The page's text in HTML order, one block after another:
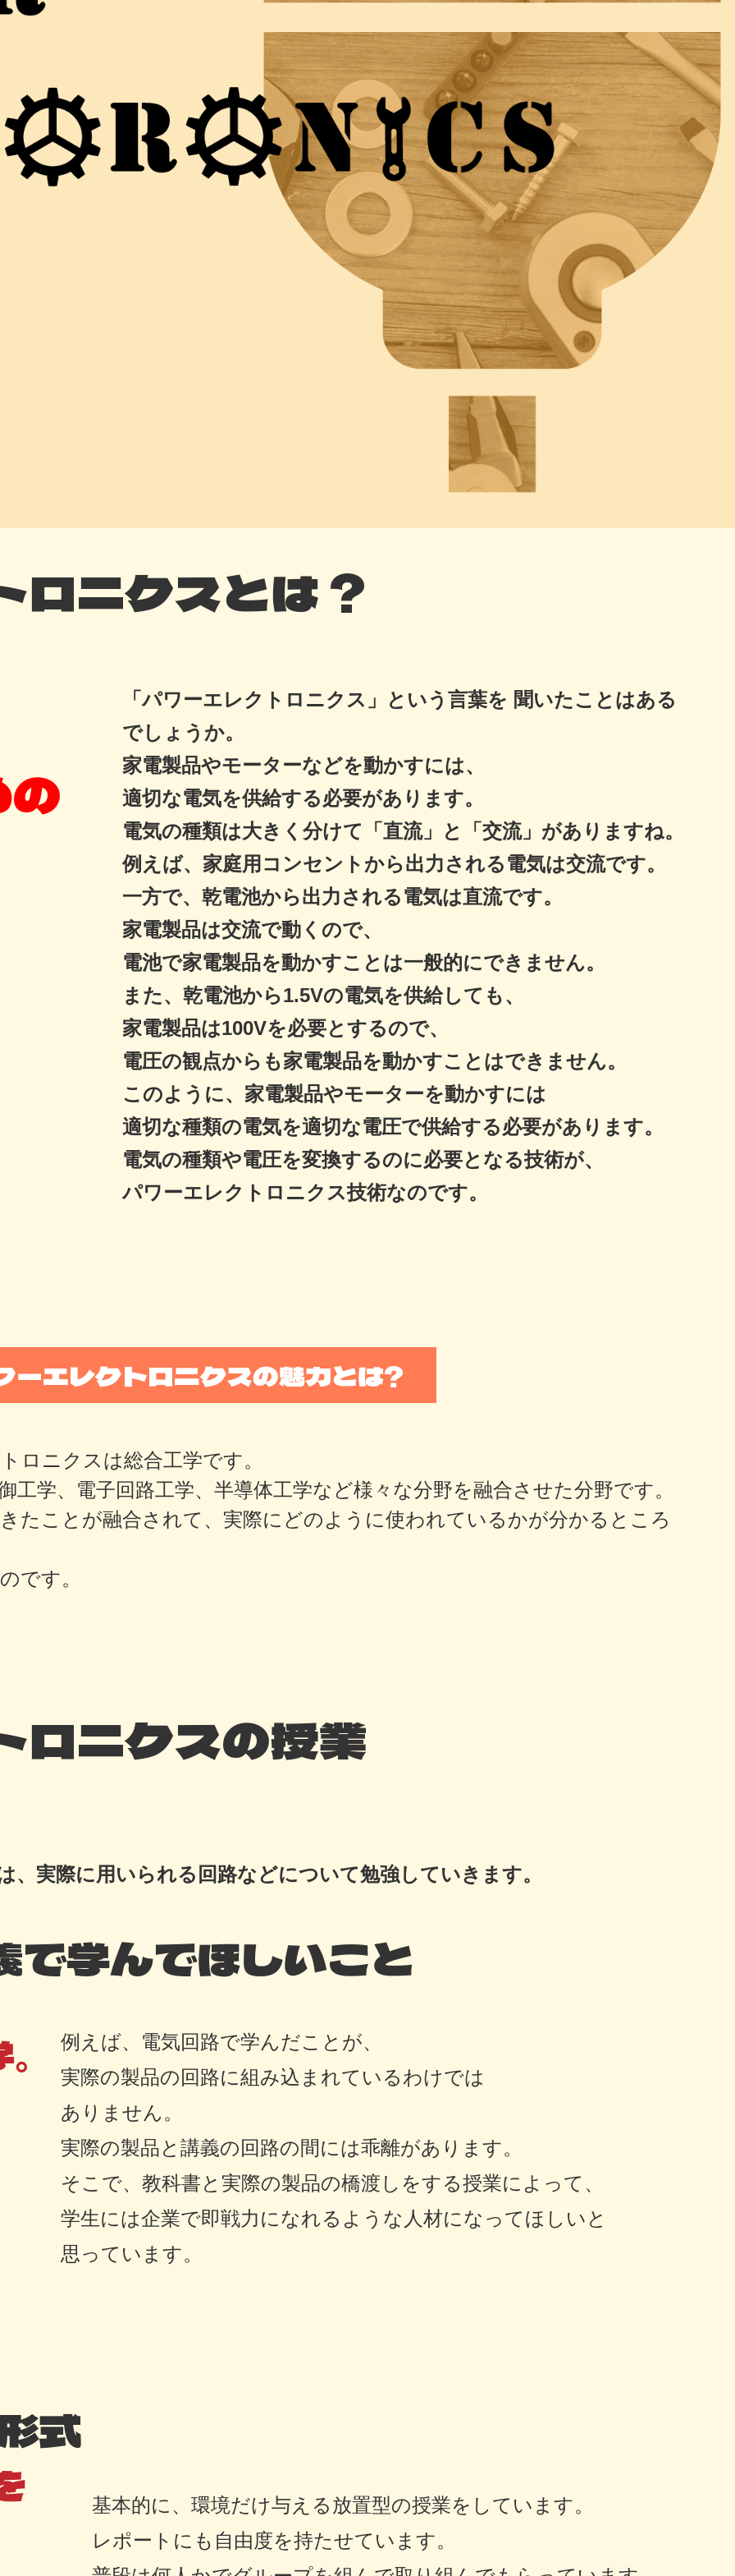
ロニクスとは ?
「パワーエレクトロニクス」という言葉を 聞いたことはある
でしょうか。
家電製品やモーターなどを動かすには、
適切な電気を供給する必要があります。
電気の種類は大きく分けて「直流」と「交流」がありますね。
例えば、家庭用コンセントから出力される電気は交流です。
一方で、乾電池から出力される電気は直流です。
家電製品は交流で動くので、
電池で家電製品を動かすことは一般的にできません。
また、乾電池から1.5Vの電気を供給しても、
家電製品は100Vを必要とするので、
電圧の観点からも家電製品を動かすことはできません。
このように、家電製品やモーターを動かすには
適切な種類の電気を適切な電圧で供給する必要があります。
電気の種類や電圧を変換するのに必要となる技術が、
パワーエレクトロニクス技術なのです。
ーエレクトロニクスの魅力とは?
ロニクスは総合工学です。
工学、電子回路工学、半導体工学など様々な分野を融合させた分野です。
たことが融合されて、実際にどのように使われているかが分かるところ
です。
ロニクスの授業
、実際に用いられる回路などについて勉強していきます。
で学んでほしいこと
例えば、電気回路で学んだことが、
実際の製品の回路に組み込まれているわけでは
ありません。
実際の製品と講義の回路の間には乖離があります。
そこで、教科書と実際の製品の橋渡しをする授業によって、
学生には企業で即戦力になれるような人材になってほしいと
思っています。
式
基本的に、環境だけ与える放置型の授業をしています。
レポートにも自由度を持たせています。